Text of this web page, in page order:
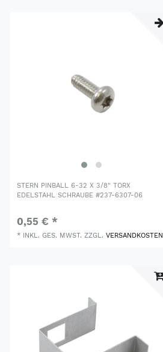
STERN PINBALL 6-32 X 3/8" TORX
EDELSTAHL SCHRAUBE #237-6307-06
0,55 € *
* INKL. GES. MWST. ZZGL.VERSANDKOSTEN